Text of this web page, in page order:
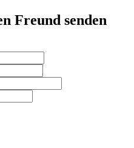
Freund senden